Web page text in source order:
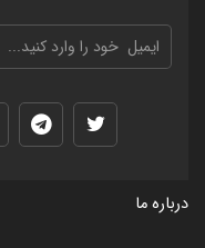
درباره ما